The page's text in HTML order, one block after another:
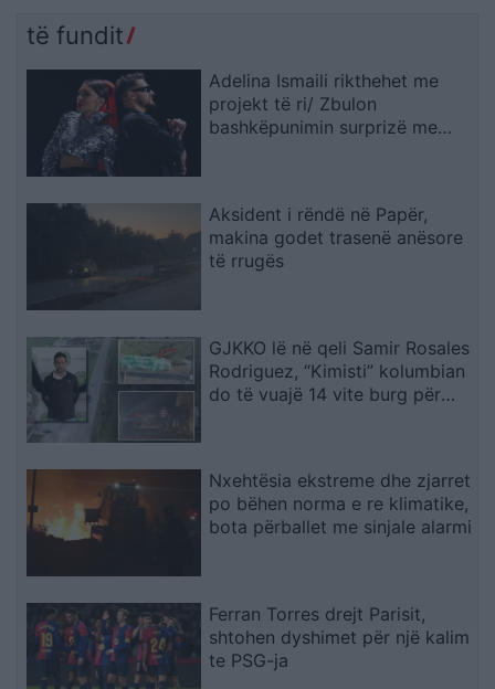
të fundit
Adelina Ismaili rikthehet me
projekt të ri/ Zbulon
bashkëpunimin surprizë me
Aksident i rëndë në Papër,
makina godet trasenë anësore
të rrugës
GJKKO lë në qeli Samir Rosales
Rodriguez, “Kimisti” kolumbian
do të vuajë 14 vite burg për
Nxehtësia ekstreme dhe zjarret
po bëhen norma e re klimatike,
bota përballet me sinjale alarmi
Ferran Torres drejt Parisit,
shtohen dyshimet për një kalim
te PSG-ja